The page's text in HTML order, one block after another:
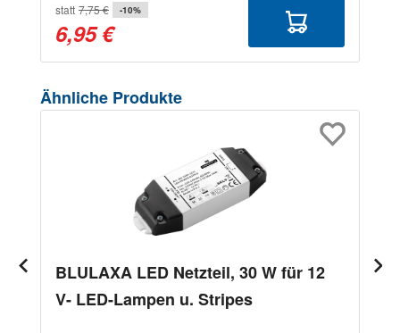
statt 7,75 € -10%
6,95 €
Produktgalerie überspringen
Ähnliche Produkte
BLULAXA LED Netzteil, 30 W für 12
V- LED-Lampen u. Stripes